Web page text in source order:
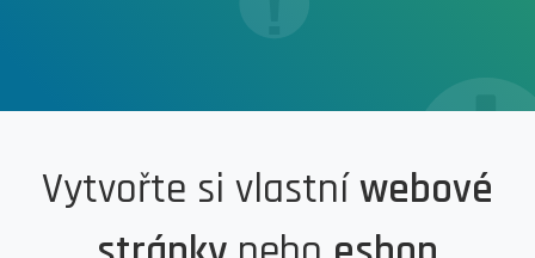
Vytvořte si vlastníwebové